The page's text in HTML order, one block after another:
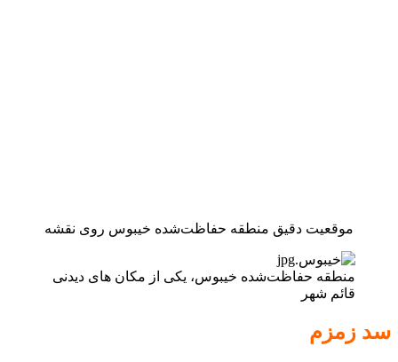
موقعیت دقیق منطقه حفاظت‌شده خیبوس روی نقشه
منطقه حفاظت‌شده خیبوس، یکی از مکان های دیدنی
قائم شهر
سد زمزم